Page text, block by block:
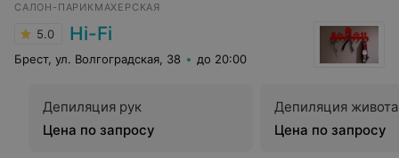
САЛОН-ПАРИКМАХЕРСКАЯ
5.0 Hi-Fi
Брест, ул. Волгоградская, 38 до 20:00
Депиляция рук
Цена по запросу
Депиляция
Цена по запросу